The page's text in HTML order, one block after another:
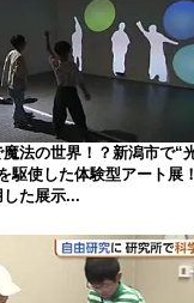
魔法の世界！？新潟市で“
駆使した体験型アート展
た展示...